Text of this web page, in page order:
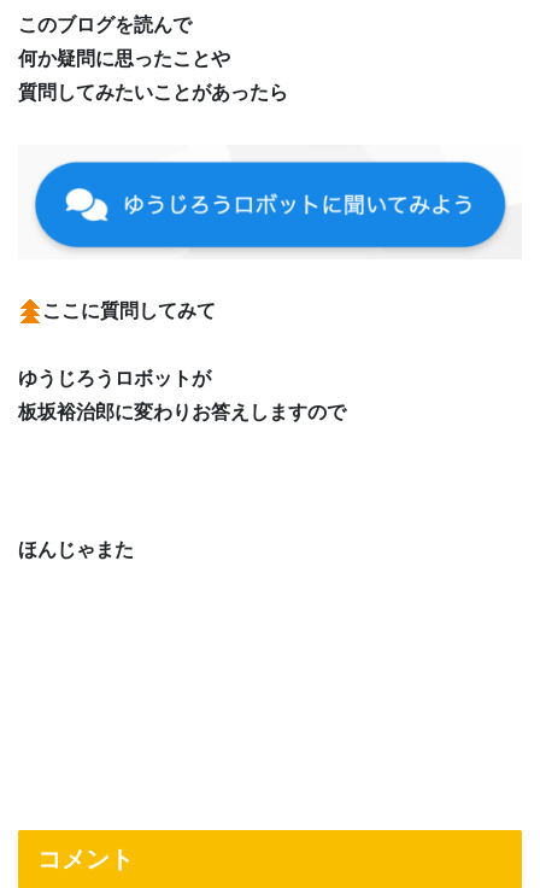
このブログを読んで
何か疑問に思ったことや
質問してみたいことがあったら
ここに質問してみて
ゆうじろうロボットが
板坂裕治郎に変わりお答えしますので
ほんじゃまた
コメント